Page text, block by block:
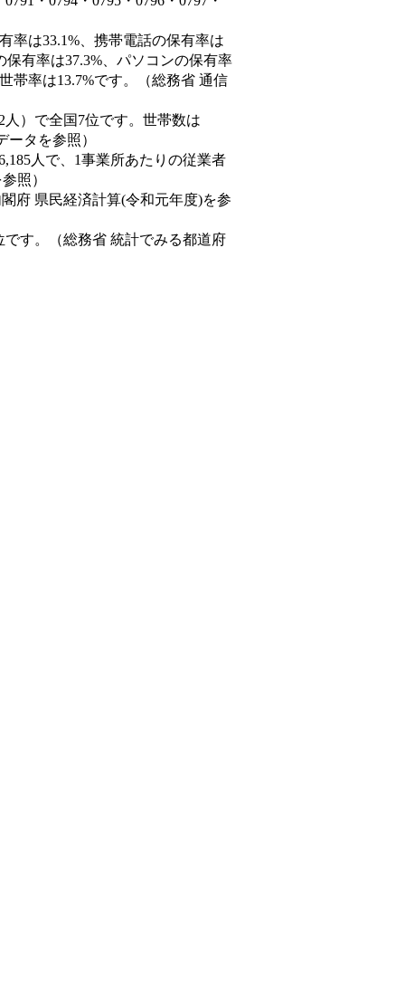
率は33.1%、携帯電話の保有率は
有率は37.3%、パソコンの保有率
帯率は13.7%です。（総務省 通信
人）で全国7位です。世帯数は
タを参照）
人で、1事業所あたりの従業者
照）
府 県民経済計算(令和元年度)を参
す。（総務省 統計でみる都道府